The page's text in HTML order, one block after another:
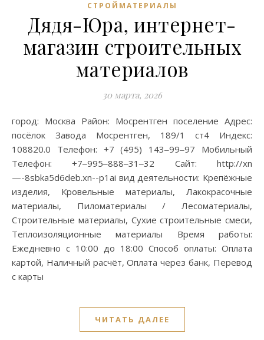
СТРОЙМАТЕРИАЛЫ
Дядя-Юра, интернет-
магазин строительных
материалов
30 марта, 2026
город: Москва Район: Мосрентген поселение Адрес:
посёлок Завода Мосрентген, 189/1 ст4 Индекс:
108820.0 Телефон: +7 (495) 143‒99‒97 Мобильный
Телефон: +7‒995‒888‒31‒32 Сайт: http://xn
—-8sbka5d6deb.xn--p1ai вид деятельности: Крепёжные
изделия, Кровельные материалы, Лакокрасочные
материалы, Пиломатериалы / Лесоматериалы,
Строительные материалы, Сухие строительные смеси,
Теплоизоляционные материалы Время работы:
Ежедневно с 10:00 до 18:00 Способ оплаты: Оплата
картой, Наличный расчёт, Оплата через банк, Перевод
с карты
ЧИТАТЬ ДАЛЕЕ